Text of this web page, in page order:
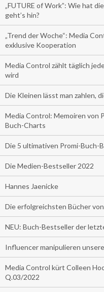
„FUTURE of Work”: Wie hat
geht’s hin?
„Trend der Woche“: Media
exklusive Kooperation
Media Control zählt täglich
wird
Die Kleinen lässt man zahlen,
Media Control: Memoiren von
Buch-Charts
Die 5 ultimativen Promi-Buch-
Die Medien-Bestseller 2022
Hannes Jaenicke
Die erfolgreichsten Bücher
NEU: Buch-Bestseller der
Influencer manipulieren
Media Control kürt Colleen
Q.03/2022